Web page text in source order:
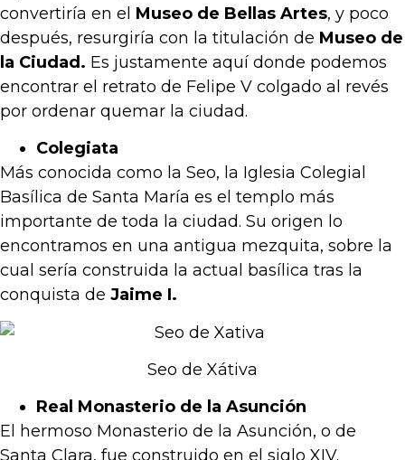
convertiría en el Museo de Bellas Artes, y poco
después, resurgiría con la titulación de Museo de
la Ciudad. Es justamente aquí donde podemos
encontrar el retrato de Felipe V colgado al revés
por ordenar quemar la ciudad.
Colegiata
Más conocida como la Seo, la Iglesia Colegial
Basílica de Santa María es el templo más
importante de toda la ciudad. Su origen lo
encontramos en una antigua mezquita, sobre la
cual sería construida la actual basílica tras la
conquista de Jaime I.
Seo de Xátiva
Real Monasterio de la Asunción
El hermoso Monasterio de la Asunción, o de
Santa Clara, fue construido en el siglo XIV.